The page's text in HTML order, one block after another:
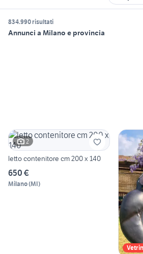
834.990 risultati
Annunci a Milano e provincia
2
letto contenitore cm 200 x 140
650 €
Milano(MI)